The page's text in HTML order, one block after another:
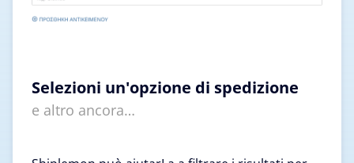
Selezioni un'opzione di spedizione
e altro ancora…